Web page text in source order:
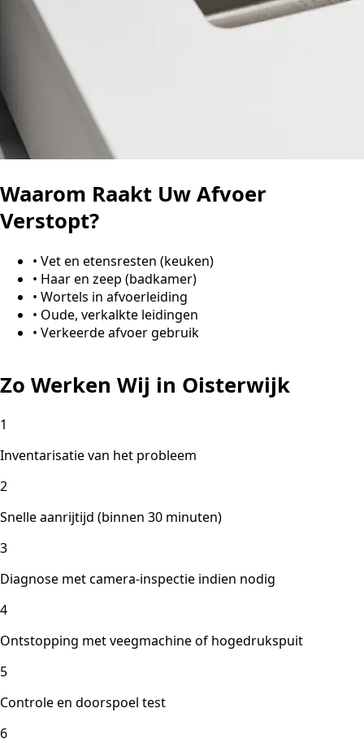
Waarom Raakt Uw Afvoer
Verstopt?
• Vet en etensresten (keuken)
• Haar en zeep (badkamer)
• Wortels in afvoerleiding
• Oude, verkalkte leidingen
• Verkeerde afvoer gebruik
Zo Werken Wij in Oisterwijk
1
Inventarisatie van het probleem
2
Snelle aanrijtijd (binnen 30 minuten)
3
Diagnose met camera-inspectie indien nodig
4
Ontstopping met veegmachine of hogedrukspuit
5
Controle en doorspoel test
6